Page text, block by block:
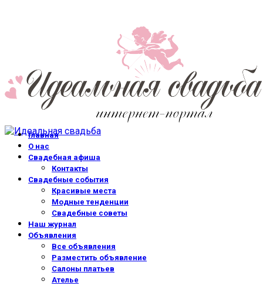
Главная
О нас
Свадебная афиша
Контакты
Свадебные события
Красивые места
Модные тенденции
Свадебные советы
Наш журнал
Объявления
Все объявления
Разместить объявление
Салоны платьев
Ателье